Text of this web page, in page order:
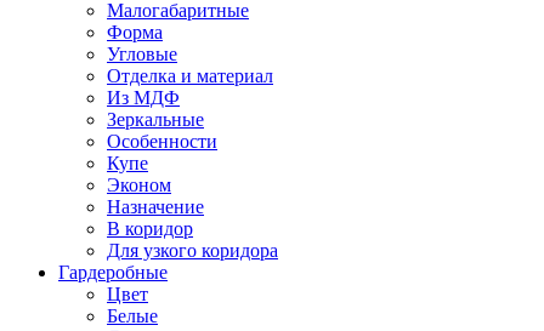
Малогабаритные
Форма
Угловые
Отделка и материал
Из МДФ
Зеркальные
Особенности
Купе
Эконом
Назначение
В коридор
Для узкого коридора
Гардеробные
Цвет
Белые